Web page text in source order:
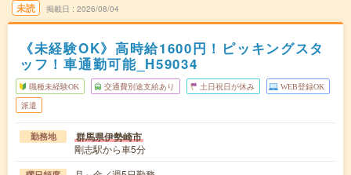
未読 掲載日 2026/08/04
《未経験OK》高時給1600円！ピッキングスタ
ッフ！車通勤可能_H59034
職種未経験OK 交通費別途支給あり 土日祝日が休み WEB登録OK
派遣
勤務地 群馬県伊勢崎市
剛志駅から車5分